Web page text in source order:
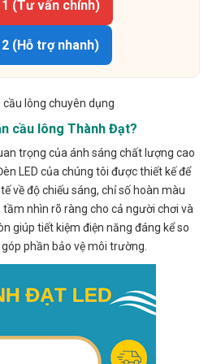
(Tư vấn chính)
(Hỗ trợ nhanh)
cầu lông chuyên dụng
cầu lông Thành Đạt?
trọng của ánh sáng chất lượng cao
LED của chúng tôi được thiết kế để
về độ chiếu sáng, chỉ số hoàn màu
tầm nhìn rõ ràng cho cả người chơi và
giúp tiết kiệm điện năng đáng kể so
phần bảo vệ môi trường.